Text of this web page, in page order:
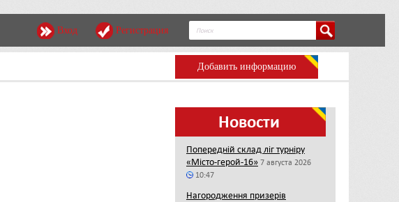
Вход Регистрация
Добавить информацию
Новости
Попередній склад ліг турніру
«Місто-герой-16» 7 августа 2026
10:47
Нагородження призерів